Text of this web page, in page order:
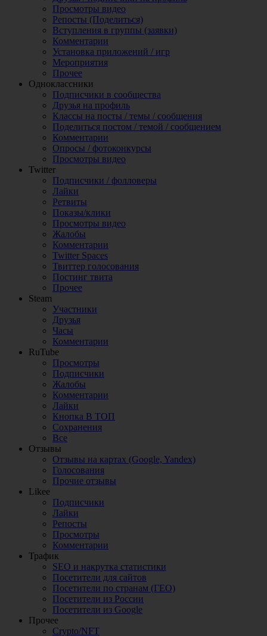
Просмотры видео
Репосты (Поделиться)
Вступления в группы (заявки)
Комментарии
Установка приложений / игр
Мероприятия
Прочее
Одноклассники
Подписчики в сообщества
Друзья на профиль
Классы на посты / темы / сообщения
Поделиться постом / темой / сообщением
Комментарии
Опросы / фотоконкурсы
Просмотры видео
Twitter
Подписчики / фолловеры
Лайки
Ретвиты
Показы/клики
Просмотры видео
Жалобы
Комментарии
Twitter Spaces
Твиттер голосования
Постинг твита
Прочее
Steam
Участники
Друзья
Часы
Комментарии
RuTube
Просмотры
Подписчики
Жалобы
Комментарии
Лайки
Кнопка В ТОП
Сохранения
Все
Отзывы
Отзывы на картах (Google, Yandex)
Голосования
Прочие отзывы
Likee
Подписчики
Лайки
Репосты
Просмотры
Комментарии
Трафик
SEO и накрутка статистики
Посетители для сайтов
Посетители по странам (ГЕО)
Посетители из России
Посетители из Google
Прочее
Crypto/NFT